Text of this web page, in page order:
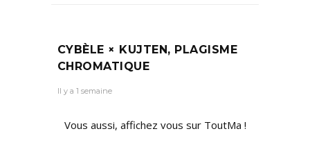
CYBÈLE × KUJTEN, PLAGISME
CHROMATIQUE
Il y a 1 semaine
Vous aussi, affichez vous sur ToutMa !